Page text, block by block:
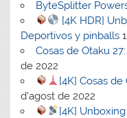
ByteSplitter
[4K HDR]
Deportivos y pinballs
Cosas de Otaku
de 2022
[4K] Cosas
d'agost de 2022
[4K]